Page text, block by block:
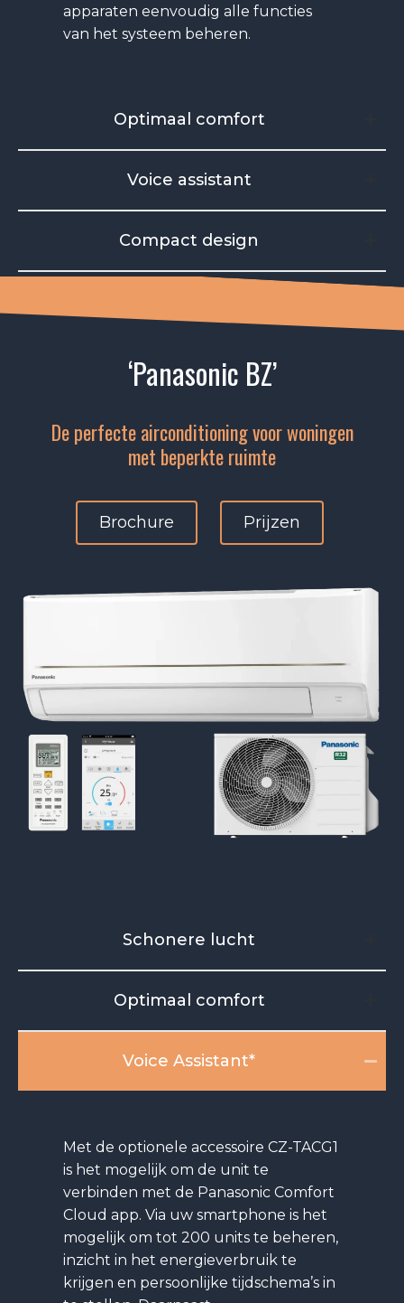
apparaten eenvoudig alle functies
van het systeem beheren.
Optimaal comfort
Voice assistant
Compact design
‘Panasonic BZ’
De perfecte airconditioning voor woningen
met beperkte ruimte
Brochure Prijzen
Schonere lucht
Optimaal comfort
Voice Assistant*
Met de optionele accessoire CZ-TACG1
is het mogelijk om de unit te
verbinden met de Panasonic Comfort
Cloud app. Via uw smartphone is het
mogelijk om tot 200 units te beheren,
inzicht in het energieverbruik te
krijgen en persoonlijke tijdschema’s in